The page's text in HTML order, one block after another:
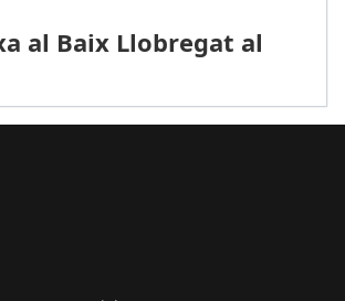
al Baix Llobregat al